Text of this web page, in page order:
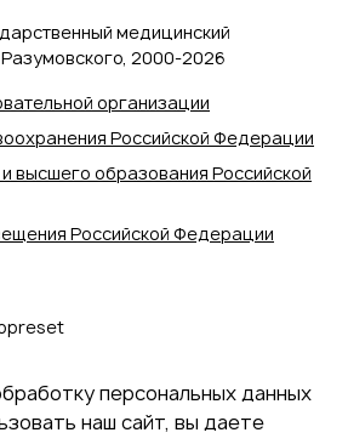
организации
Российской Федерации
высшего образования Российской
Российской Федерации
медицинский
2000‑2026
персональных данных
наш сайт, вы даете